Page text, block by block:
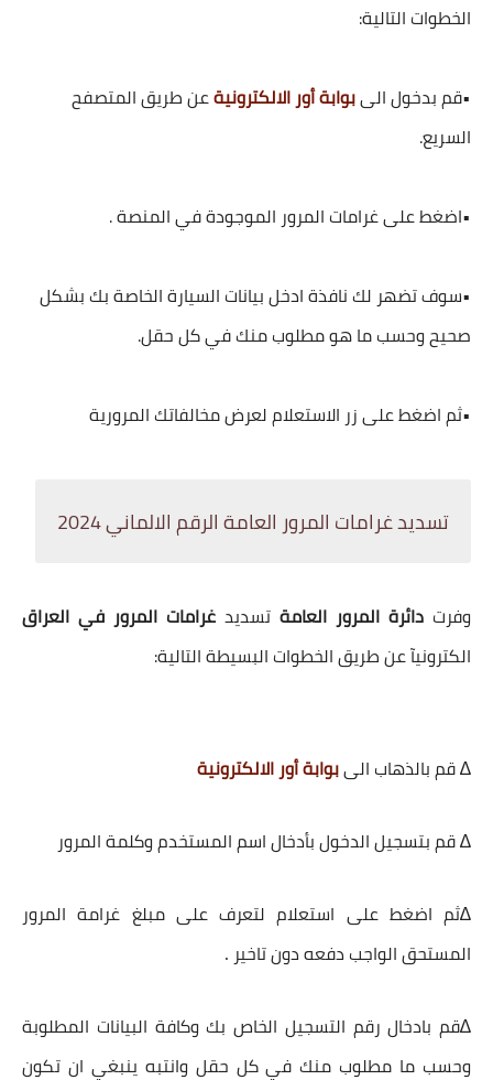
الخطوات التالية:
•قم بدخول الىبوابة أور الالكترونيةعن طريق المتصفح
السريع.
•اضغط على غرامات المرور الموجودة في المنصة .
•سوف تضهر لك نافذة ادخل بيانات السيارة الخاصة بك بشكل
صحيح وحسب ما هو مطلوب منك في كل حقل.
•ثم اضغط على زر الاستعلام لعرض مخالفاتك المرورية
تسديد غرامات المرور العامة الرقم الالماني 2024
وفرت دائرة المرور العامة تسديد غرامات المرور في العراق
الكترونيآ عن طريق الخطوات البسيطة التالية:
∆ قم بالذهاب الىبوابة أور الالكترونية
∆ قم بتسجيل الدخول بأدخال اسم المستخدم وكلمة المرور
∆ثم اضغط على استعلام لتعرف على مبلغ غرامة المرور
المستحق الواجب دفعه دون تاخير .
∆قم بادخال رقم التسجيل الخاص بك وكافة البيانات المطلوبة
وحسب ما مطلوب منك في كل حقل وانتبه ينبغي ان تكون